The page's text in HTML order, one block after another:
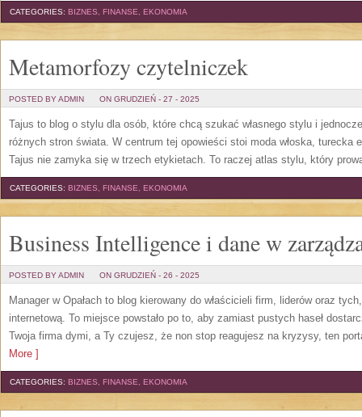
CATEGORIES: BIZNES, FINANSE, EKONOMIA
Metamorfozy czytelniczek
POSTED BY ADMIN ON GRUDZIEŃ - 27 - 2025
Tajus to blog o stylu dla osób, które chcą szukać własnego stylu i
różnych stron świata. W centrum tej opowieści stoi moda włoska, turecka
Tajus nie zamyka się w trzech etykietach. To raczej atlas stylu, który
CATEGORIES: BIZNES, FINANSE, EKONOMIA
Business Intelligence i dane w
POSTED BY ADMIN ON GRUDZIEŃ - 26 - 2025
Manager w Opałach to blog kierowany do właścicieli firm, liderów oraz
internetową. To miejsce powstało po to, aby zamiast pustych haseł
Twoja firma dymi, a Ty czujesz, że non stop reagujesz na kryzysy, ten
More ]
CATEGORIES: BIZNES, FINANSE, EKONOMIA